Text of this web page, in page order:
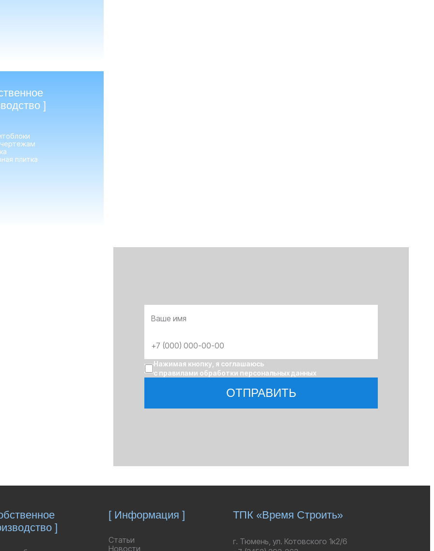
]
плитка
Нажимая кнопку, я соглашаюсь
с правилами обработки персональных данных
ОТПРАВИТЬ
]
[ Информация ]
Статьи
Новости
ТПК «Время Строить»
г. Тюмень, ул. Котовского 1к2/6